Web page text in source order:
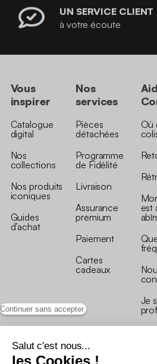
Continuer sans accepter
Salut c'est nous...
les Cookies !
UN SERVICE CLIENT
à votre écoute
Vous
inspirer
Catalogue
digital
Nos
collections
Nos produits
iconiques
Guides
d’achat
Nos
services
Pièces
détachées
Programme
de Fidélité
Livraison
Assurance
premium
Paiement
Cartes
cadeaux
Où
est
Je